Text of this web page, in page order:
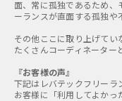
面、常に孤独であるため
ーランスが直面する孤独や
その他ここに取り上げてい
たくさんコーディネーター
『お客様の声』
下記はレバテックフリーラ
お客様に「利用してよかっ